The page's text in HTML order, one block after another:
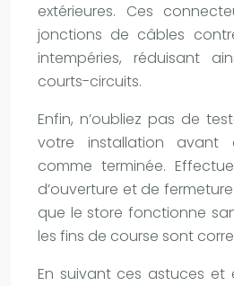
extérieures. Ces
jonctions de câbles
intempéries, réduisant
courts-circuits.
Enfin, n’oubliez pas de
votre installation avant
comme terminée.
d’ouverture et de
que le store fonctionne
les fins de course sont
En suivant ces astuces